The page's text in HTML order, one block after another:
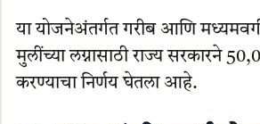
या योजनेअंतर्गत गरीब आणि
मुलींच्या लग्नासाठी राज्य सरकारने
करण्याचा निर्णय घेतला आहे.